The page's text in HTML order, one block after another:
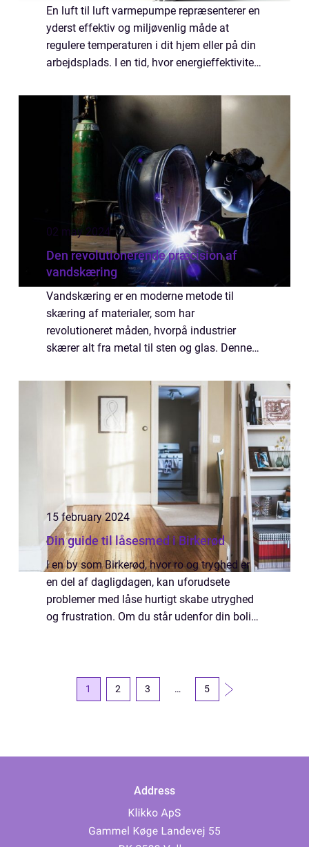
En luft til luft varmepumpe repræsenterer en
yderst effektiv og miljøvenlig måde at
regulere temperaturen i dit hjem eller på din
arbejdsplads. I en tid, hvor energieffektivitet
interessen for disse enheder steget m...
02 may 2024
Den revolutionerende præcision af
vandskæring
Vandskæring er en moderne metode til
skæring af materialer, som har
revolutioneret måden, hvorpå industrier
skærer alt fra metal til sten og glas. Denne
ekstremt højt tryk, som kan indeholde et
slibemiddel for ...
15 february 2024
Din guide til låsesmed i Birkerød
I en by som Birkerød, hvor ro og tryghed er
en del af dagligdagen, kan uforudsete
problemer med låse hurtigt skabe utryghed
og frustration. Om du står udenfor din bolig
1 2 3 … 5
Address